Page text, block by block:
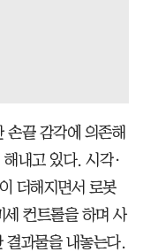
손끝 감각에 의존해
내고 있다. 시각·
더해지면서 로봇
컨트롤을 하며 사
결과물을 내놓는다.